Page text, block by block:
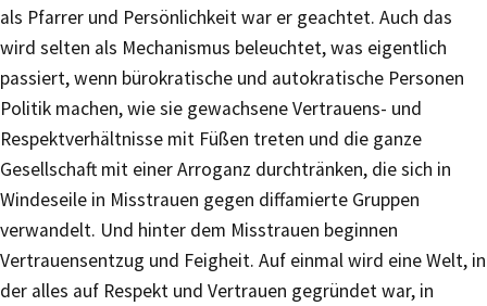
als Pfarrer und Persönlichkeit war er geachtet. Auch das
wird selten als Mechanismus beleuchtet, was eigentlich
passiert, wenn bürokratische und autokratische Personen
Politik machen, wie sie gewachsene Vertrauens- und
Respektverhältnisse mit Füßen treten und die ganze
Gesellschaft mit einer Arroganz durchtränken, die sich in
Windeseile in Misstrauen gegen diffamierte Gruppen
verwandelt. Und hinter dem Misstrauen beginnen
Vertrauensentzug und Feigheit. Auf einmal wird eine Welt, in
der alles auf Respekt und Vertrauen gegründet war, in